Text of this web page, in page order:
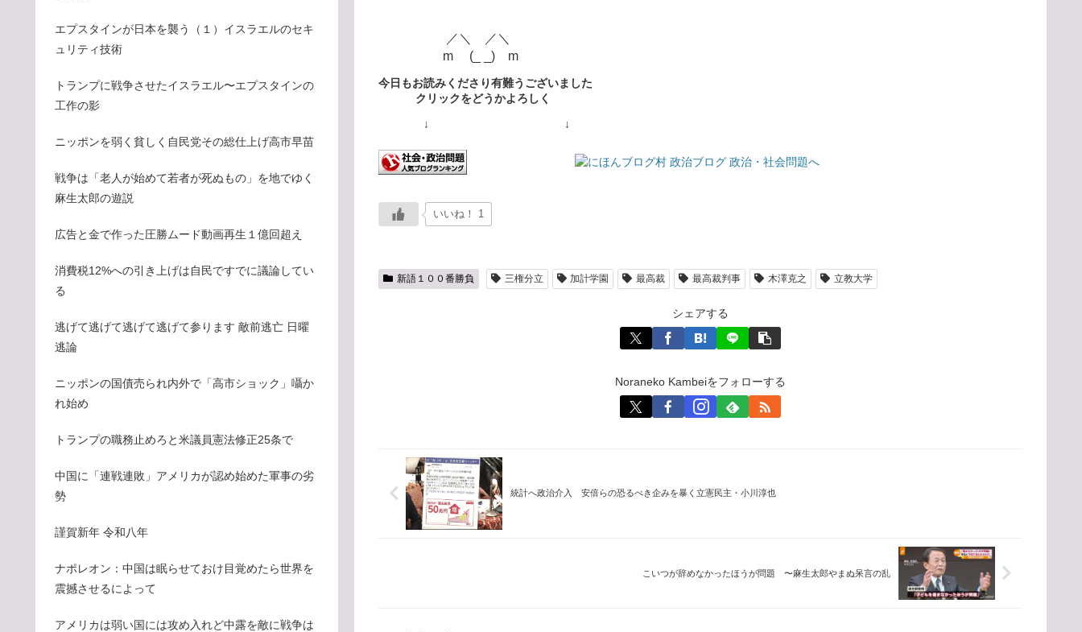
／＼ ／＼
m (_ _) m
今日もお読みくださり有難うございました
クリックをどうかよろしく
↓ ↓
いいね！ 1
新語１００番勝負 三権分立 加計学園 最高裁 最高裁判事 木澤克之 立教大学
シェアする
Noraneko Kambeiをフォローする
統計へ政治介入 安倍らの恐るべき企みを暴く立憲民主・小川淳也
こいつが辞めなかったほうが問題 〜麻生太郎やまぬ呆言の乱
エプスタインが日本を襲う（１）イスラエルのセキ
ュリティ技術
トランプに戦争させたイスラエル〜エプスタインの
工作の影
ニッポンを弱く貧しく自民党その総仕上げ高市早苗
戦争は「老人が始めて若者が死ぬもの」を地でゆく
麻生太郎の遊説
広告と金で作った圧勝ムード動画再生１億回超え
消費税12%への引き上げは自民ですでに議論してい
る
逃げて逃げて逃げて逃げて参ります 敵前逃亡 日曜
逃論
ニッポンの国債売られ内外で「高市ショック」囁か
れ始め
トランプの職務止めろと米議員憲法修正25条で
中国に「連戦連敗」アメリカが認め始めた軍事の劣
勢
謹賀新年 令和八年
ナポレオン：中国は眠らせておけ目覚めたら世界を
震撼させるによって
アメリカは弱い国には攻め入れど中露を敵に戦争は